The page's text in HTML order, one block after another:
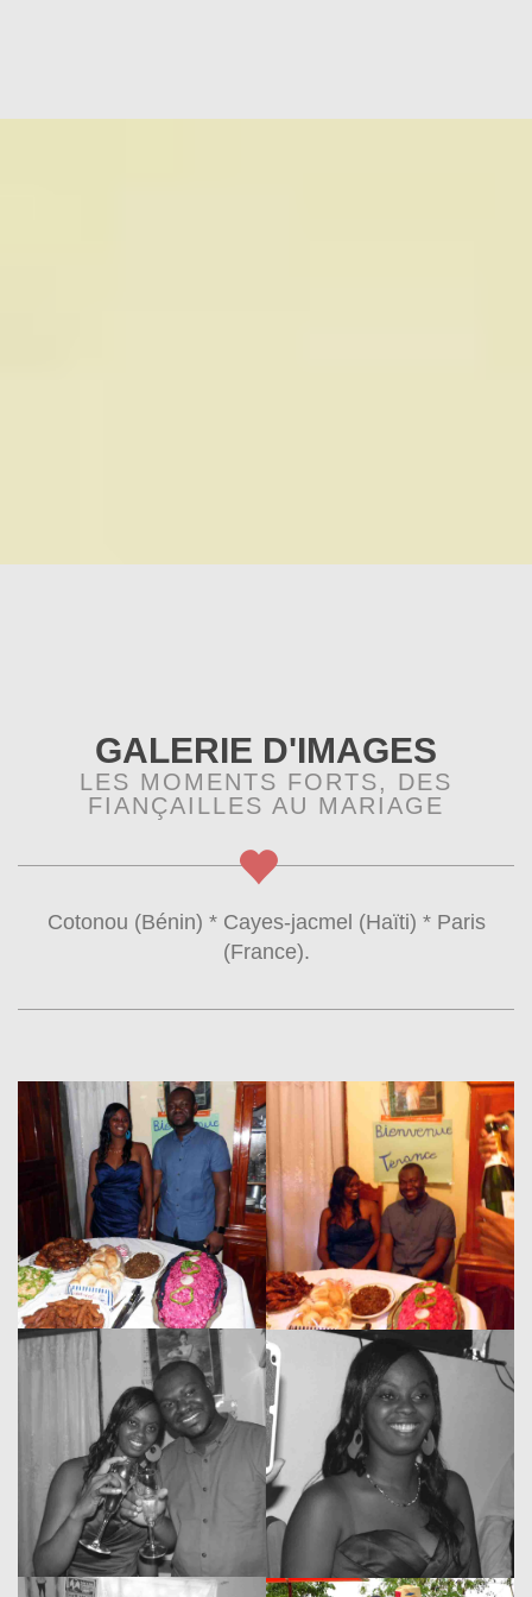
GALERIE D'IMAGES
LES MOMENTS FORTS, DES
FIANÇAILLES AU MARIAGE
Cotonou (Bénin) * Cayes-jacmel (Haïti) * Paris
(France).